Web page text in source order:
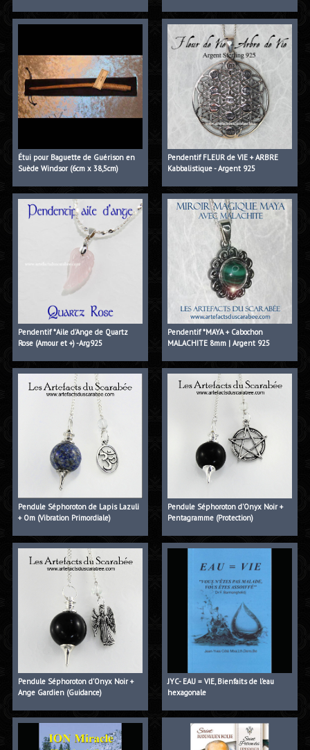
Étui pour Baguette de Guérison en
Suède Windsor (6cm x 38,5cm)
Pendentif FLEUR de VIE + ARBRE
Kabbalistique - Argent 925
Pendentif *Aile d'Ange de Quartz
Rose (Amour et +) -Arg925
Pendentif *MAYA + Cabochon
MALACHITE 8mm | Argent 925
Pendule Séphoroton de Lapis Lazuli
+ Om (Vibration Primordiale)
Pendule Séphoroton d'Onyx Noir +
Pentagramme (Protection)
Pendule Séphoroton d'Onyx Noir +
Ange Gardien (Guidance)
JYC- EAU = VIE, Bienfaits de l'eau
hexagonale